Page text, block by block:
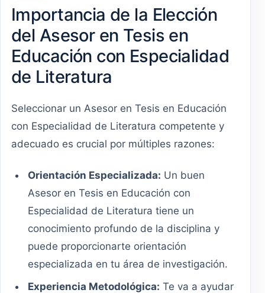
Importancia de la Elección
del Asesor en Tesis en
Educación con Especialidad
de Literatura
Seleccionar un Asesor en Tesis en Educación
con Especialidad de Literatura competente y
adecuado es crucial por múltiples razones:
Orientación Especializada: Un buen
Asesor en Tesis en Educación con
Especialidad de Literatura tiene un
conocimiento profundo de la disciplina y
puede proporcionarte orientación
especializada en tu área de investigación.
Experiencia Metodológica: Te va a ayudar